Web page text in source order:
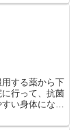
する薬から下
行って、抗菌
い身体になっ